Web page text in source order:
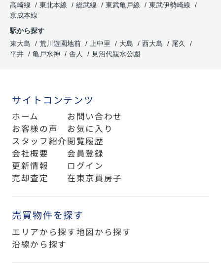
高崎線
東北本線 総武線 東武亀戸線
東武伊勢崎線
京成本線
駅から探す
東大島
荒川遊園地前 上中里 大島 西大島
尾久
平井
亀戸水神 舎人 見沼代親水公園
サイトコンテンツ
ホーム
お客様の声
スタッフ紹介
会社概要
更新情報
売却査定
お問い合わせ
お気に入り
閲覧履歴
会員登録
ログイン
在東京買房子
売買物件を探す
エリアから探す
沿線から探す
地図から探す